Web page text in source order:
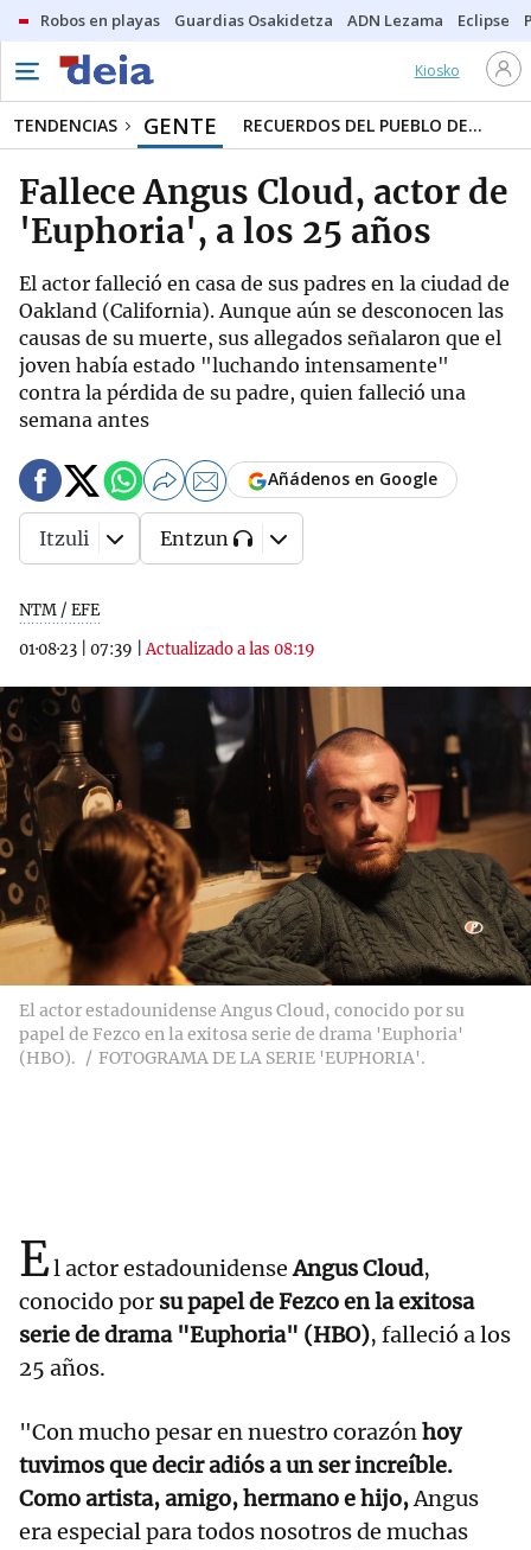
Robos en playas Guardias Osakidetza ADN Lezama Eclipse
Kiosko
TENDENCIAS GENTE RECUERDOS DEL PUEBLO DE...
Fallece Angus Cloud, actor de
'Euphoria', a los 25 años
El actor falleció en casa de sus padres en la ciudad de
Oakland (California). Aunque aún se desconocen las
causas de su muerte, sus allegados señalaron que el
joven había estado "luchando intensamente"
contra la pérdida de su padre, quien falleció una
semana antes
NTM / EFE
01·08·23
07:39 |Actualizado a las 08:19
Añádenos en Google
Itzuli Entzun
El actor estadounidense Angus Cloud, conocido por su
papel de Fezco en la exitosa serie de drama 'Euphoria'
(HBO).
FOTOGRAMA DE LA SERIE 'EUPHORIA'.
El actor estadounidenseAngus Cloud,
conocido por su papel de Fezco en la exitosa
serie de drama "Euphoria" (HBO), falleció a los
25 años.
"Con mucho pesar en nuestro corazónhoy
tuvimos que decir adiós a un ser increíble.
Como artista, amigo, hermano e hijo,Angus
era especial para todos nosotros de muchas